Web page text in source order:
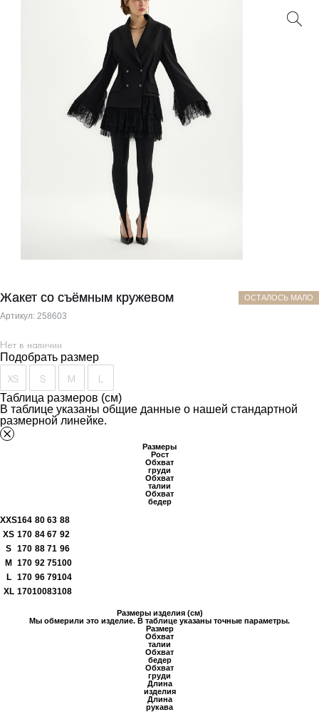
Жакет со съёмным кружевом ОСТАЛОСЬ МАЛО
Артикул: 258603
Нет в наличии
Подобрать размер
XS S M
Таблица размеров (см)
В таблице указаны общие данные о нашей стандартной
размерной линейке.
Размеры
Рост
Обхват
груди
Обхват
талии
Обхват
бедер
XXS164 80 63 88
XS 170 84 67 92
S 170 88 71 96
M
170 92 75100
L
170 96 79104
XL 17010083108
Размеры изделия (см)
Мы обмерили это изделие. В таблице указаны точные параметры.
Размер
Обхват
талии
Обхват
бедер
Обхват
груди
Длина
изделия
Длина
рукава